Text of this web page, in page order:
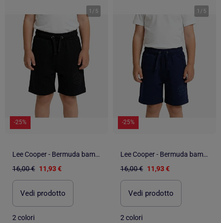
1 / 5
-25%
Lee Cooper - Bermuda bambino
16,00 € 11,93 €
Vedi prodotto
2 colori
1 / 5
-25%
Lee Cooper - Bermuda bambino
16,00 € 11,93 €
Vedi prodotto
2 colori